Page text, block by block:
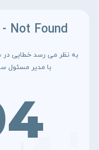
Not Found
به نظر می رسد خطایی در
با مدیر مسئول